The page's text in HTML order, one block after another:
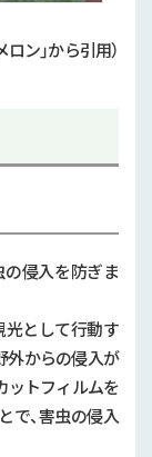
ン」から引用）
の侵入を防ぎま
光として行動す
外からの侵入が
ットフィルムを
で、害虫の侵入